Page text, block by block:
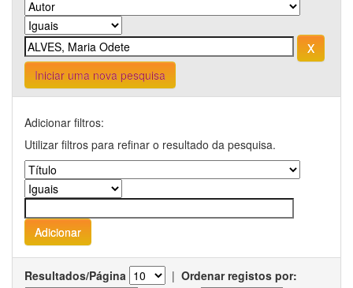
Iniciar uma nova pesquisa
Adicionar filtros:
Utilizar filtros para refinar o resultado da pesquisa.
Resultados/Página | Ordenar registos por: